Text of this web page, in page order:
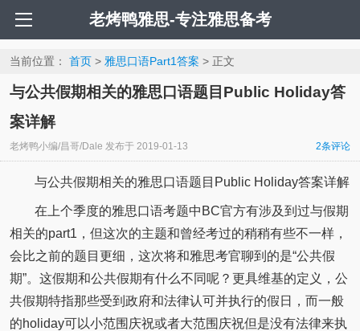
老烤鸭雅思-专注雅思备考
当前位置： 首页> 雅思口语Part1答案 > 正文
与公共假期相关的雅思口语题目Public Holiday答
案详解
老烤鸭小编/昌哥/Dale 发布于 2019-01-13 2条评论
与公共假期相关的雅思口语题目Public Holiday答案详解
在上个季度的雅思口语考题中BC官方有涉及到过与假期
相关的part1，但这次的主题和曾经考过的稍稍有些不一样，
会比之前的题目更细，这次将和雅思考官聊到的是“公共假
期”。这假期和公共假期有什么不同呢？更具维基的定义，公
共假期特指那些受到政府和法律认可并执行的假日，而一般
的holiday可以小范围庆祝或者大范围庆祝但是没有法律来执